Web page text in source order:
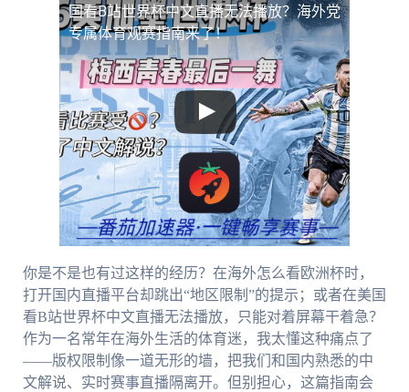
国看B站世界杯中文直播无法播放？海外党
专属体育观赛指南来了！
你是不是也有过这样的经历？在海外怎么看欧洲杯时，
打开国内直播平台却跳出“地区限制”的提示；或者在美国
看B站世界杯中文直播无法播放，只能对着屏幕干着急？
作为一名常年在海外生活的体育迷，我太懂这种痛点了
——版权限制像一道无形的墙，把我们和国内熟悉的中
文解说、实时赛事直播隔离开。但别担心，这篇指南会